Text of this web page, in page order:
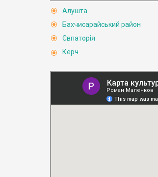
Алушта
Бахчисарайський район
Євпаторія
Керч